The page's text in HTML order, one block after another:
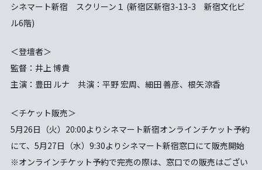
シネマート新宿 スクリーン１ (新宿区新宿3-13-3 新宿文化ビ
ル6階)
＜登壇者＞
監督：井上 博貴
主演：豊田 ルナ 共演：平野 宏周、細田 善彦、根矢涼香
＜チケット販売＞
5月26日（火）20:00よりシネマート新宿オンラインチケット予約
にて、5月27日（水）9:30よりシネマート新宿窓口にて販売開始
※オンラインチケット予約で完売の際は、窓口での販売はござい